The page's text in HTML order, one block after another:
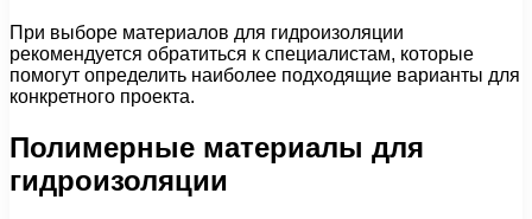
При выборе материалов для гидроизоляции
рекомендуется обратиться к специалистам, которые
помогут определить наиболее подходящие варианты для
конкретного проекта.
Полимерные материалы для
гидроизоляции